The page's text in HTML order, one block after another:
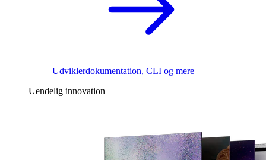
Udviklerdokumentation, CLI og mere
Uendelig innovation